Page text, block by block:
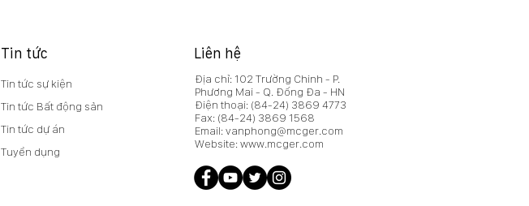
Tin tức
Tin tức sự kiện
Tin tức Bất động sản
Tin tức dự án
Tuyển dụng
Liên hệ
Địa chỉ: 102 Trường Chinh - P.
Phương Mai - Q. Đống Đa - HN
Điện thoại: (84-24) 3869 4773
Fax: (84-24) 3869 1568
Email:vanphong@mcger.com
Website:www.mcger.com